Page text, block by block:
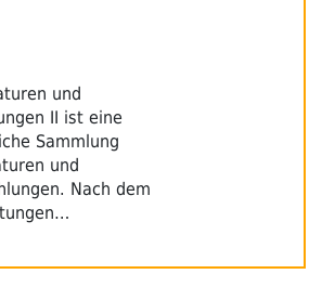
und
II ist eine
Sammlung
und
Nach dem